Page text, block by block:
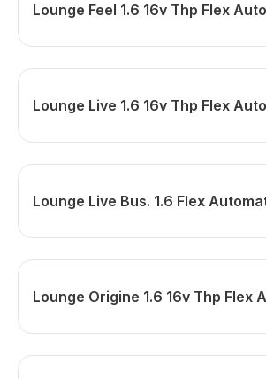
Lounge Feel 1.6 16v Thp Flex
Lounge Live 1.6 16v Thp Flex
Lounge Live Bus. 1.6 Flex
Lounge Origine 1.6 16v Thp Flex